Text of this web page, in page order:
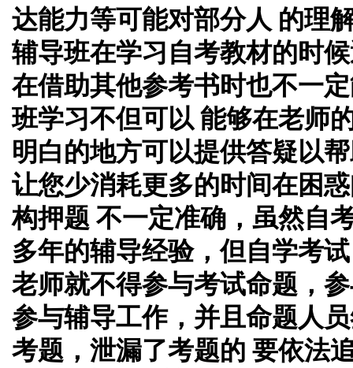
达能力等可能对部分人 的理
辅导班在学习自考教材的时
在借助其他参考书时也不一
班学习不但可以 能够在老师
明白的地方可以提供答疑以
让您少消耗更多的时间在困
构押题 不一定准确，虽然自
多年的辅导经验，但自学考
老师就不得参与考试命题，
参与辅导工作，并且命题人
考题，泄漏了考题的 要依法